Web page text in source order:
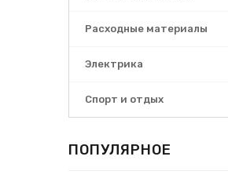
Расходные материалы
Электрика
Спорт и отдых
ПОПУЛЯРНОЕ